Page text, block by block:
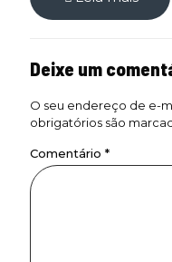
Deixe um
O seu endereço de e-
obrigatórios são
Comentário *